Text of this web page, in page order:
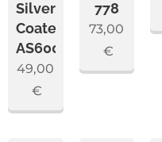
Silver
Coated
AS6006
49,00
€
778
73,00
€